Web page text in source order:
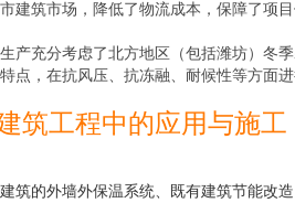
建筑市场，降低了物流成本，保障了项
生产充分考虑了北方地区（包括潍坊）冬
点，在抗风压、抗冻融、耐候性等方面
筑工程中的应用与施工
筑的外墙外保温系统、既有建筑节能改